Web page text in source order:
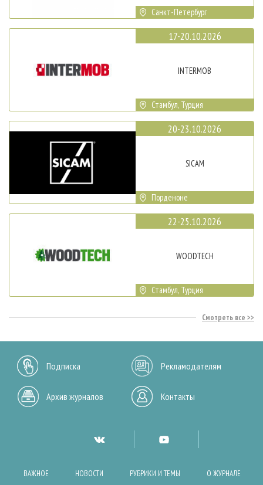
Санкт-Петербург
17-20.10.2026
INTERMOB
Стамбул, Турция
20-23.10.2026
SICAM
Порденоне
22-25.10.2026
WOODTECH
Стамбул, Турция
Смотреть все
Подписка Рекламодателям
Архив журналов Контакты
ВАЖНОЕ НОВОСТИ РУБРИКИ И ТЕМЫ О ЖУРНАЛЕ